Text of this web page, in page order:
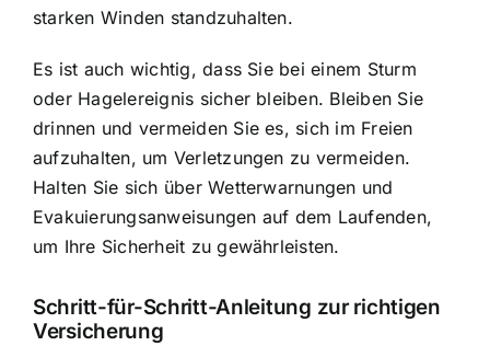
starken Winden standzuhalten.
Es ist auch wichtig, dass Sie bei einem Sturm
oder Hagelereignis sicher bleiben. Bleiben Sie
drinnen und vermeiden Sie es, sich im Freien
aufzuhalten, um Verletzungen zu vermeiden.
Halten Sie sich über Wetterwarnungen und
Evakuierungsanweisungen auf dem Laufenden,
um Ihre Sicherheit zu gewährleisten.
Schritt-für-Schritt-Anleitung zur richtigen
Versicherung